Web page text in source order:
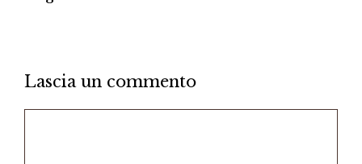
Lascia un commento